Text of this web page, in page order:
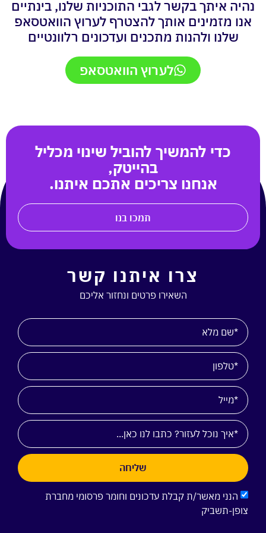
נהיה איתך בקשר לגבי התוכניות שלנו, בינתיים
אנו מזמינים אותך להצטרף לערוץ הוואטסאפ
שלנו ולהנות מתכנים ועדכונים רלוונטיים
לערוץ הוואטסאפ
כדי להמשיך להוביל שינוי מכליל
בהייטק,
אנחנו צריכים אתכם איתנו.
תמכו בנו
צרו איתנו קשר
השאירו פרטים ונחזור אליכם
הנני מאשר/ת קבלת עדכונים וחומר פרסומי מחברת
צופן-תשביק
שליחה